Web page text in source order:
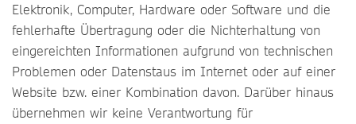
Elektronik, Computer, Hardware oder Software und die
fehlerhafte Übertragung oder die Nichterhaltung von
eingereichten Informationen aufgrund von technischen
Problemen oder Datenstaus im Internet oder auf einer
Website bzw. einer Kombination davon. Darüber hinaus
übernehmen wir keine Verantwortung für